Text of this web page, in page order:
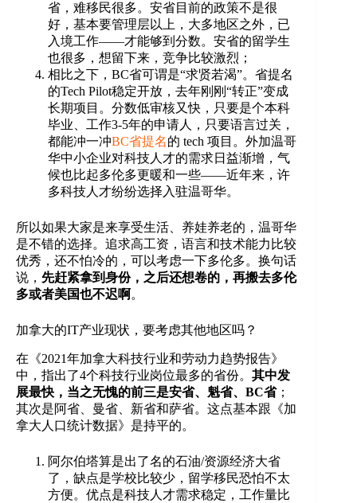
省，难移民很多。安省目前的政策不是很
好，基本要管理层以上，大多地区之外，已
入境工作——才能够到分数。安省的留学生
也很多，想留下来，竞争比较激烈；
相比之下，BC省可谓是“求贤若渴”。省提名
的Tech Pilot稳定开放，去年刚刚“转正”变成
长期项目。分数低审核又快，只要是个本科
毕业、工作3-5年的申请人，只要语言过关，
都能冲一冲BC省提名的 tech 项目。外加温哥
华中小企业对科技人才的需求日益渐增，气
候也比起多伦多更暖和一些——近年来，许
多科技人才纷纷选择入驻温哥华。
所以如果大家是来享受生活、养娃养老的，温哥华
是不错的选择。追求高工资，语言和技术能力比较
优秀，还不怕冷的，可以考虑一下多伦多。换句话
说， 先赶紧拿到身份，之后还想卷的，再搬去多伦
多或者美国也不迟啊 。
加拿大的IT产业现状，要考虑其他地区吗？
在《2021年加拿大科技行业和劳动力趋势报告》
中，指出了4个科技行业岗位最多的省份。 其中发
展最快，当之无愧的前三是安省、魁省、BC省；
其次是阿省、曼省、新省和萨省。这点基本跟《加
拿大人口统计数据》是持平的。
阿尔伯塔算是出了名的石油/资源经济大省
了，缺点是学校比较少，留学移民恐怕不太
方便。优点是科技人才需求稳定，工作量比